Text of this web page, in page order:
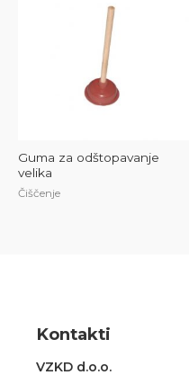
Guma za odštopavanje
velika
Čiščenje
Kontakti
VZKD d.o.o.